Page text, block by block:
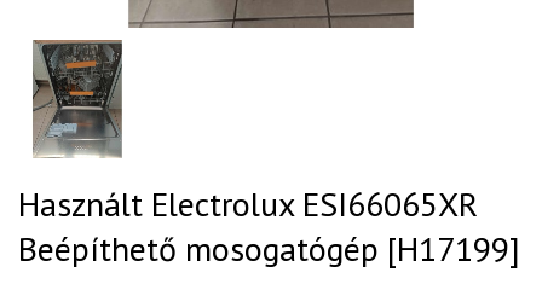
Használt Electrolux ESI66065XR
Beépíthető mosogatógép [H17199]